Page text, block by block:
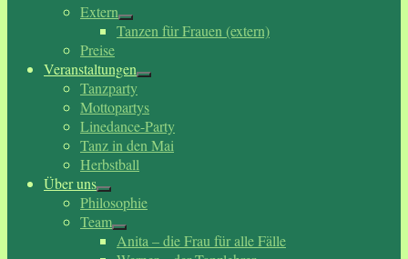
Extern
Tanzen für Frauen (extern)
Preise
Veranstaltungen
Tanzparty
Mottopartys
Linedance-Party
Tanz in den Mai
Herbstball
Über uns
Philosophie
Team
Anita – die Frau für alle Fälle